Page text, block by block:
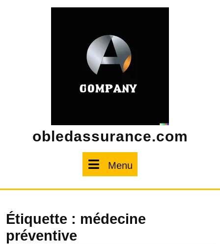
obledassurance.com
Menu
Étiquette : médecine
préventive